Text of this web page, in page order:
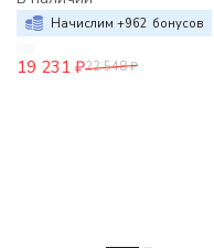
Начислим +962 бонусов
19 231 ₽22 548 ₽